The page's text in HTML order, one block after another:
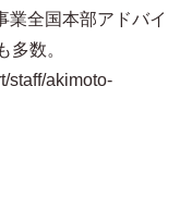
業全国本部アドバイ
多数。
staff/akimoto-